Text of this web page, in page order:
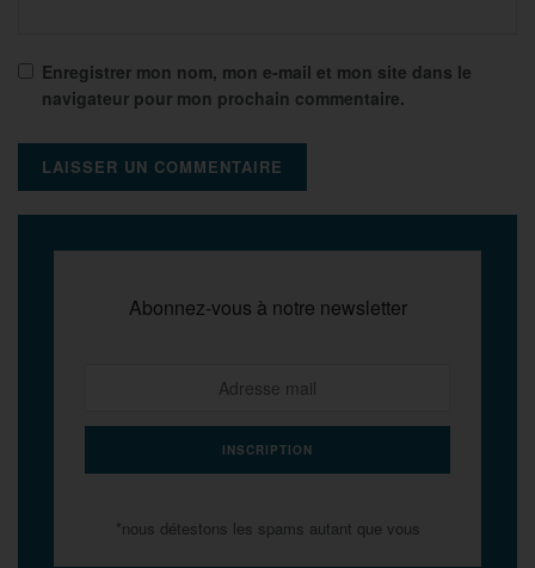
Enregistrer mon nom, mon e-mail et mon site dans le
navigateur pour mon prochain commentaire.
Abonnez-vous à notre newsletter
*nous détestons les spams autant que vous